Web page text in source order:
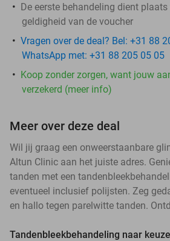
De eerste behandeling dient
geldigheid van de voucher
Vragen over de deal? Bel: +31 88
WhatsApp met: +31 88 205 05 05
Koop zonder zorgen, want jouw
verzekerd (meer info)
Meer over deze deal
Wil jij graag een onweerstaanbare
Altun Clinic aan het juiste adres.
tanden met een
eventueel inclusief polijsten. Zeg
en hallo tegen parelwitte tanden.
Tandenbleekbehandeling naar keuze